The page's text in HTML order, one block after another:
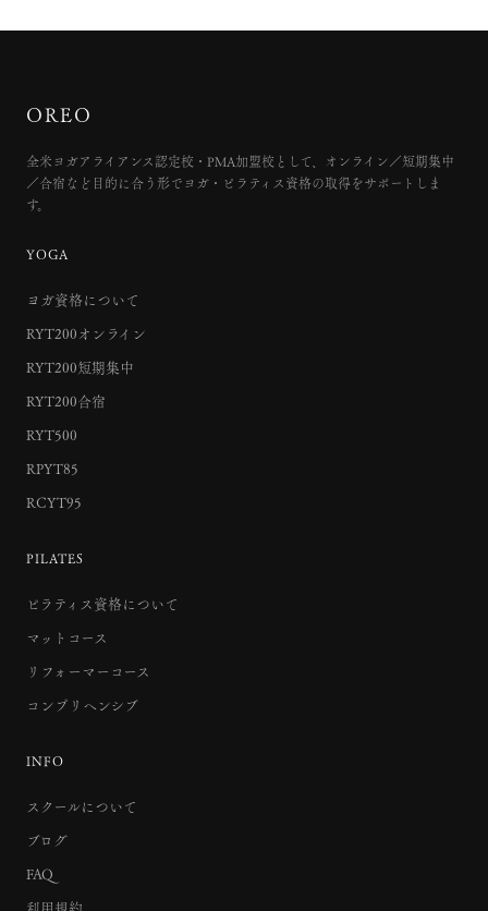
OREO
全米ヨガアライアンス認定校・PMA加盟校として、オンライン／短期集中
／合宿など目的に合う形でヨガ・ピラティス資格の取得をサポートしま
す。
YOGA
ヨガ資格について
RYT200オンライン
RYT200短期集中
RYT200合宿
RYT500
RPYT85
RCYT95
PILATES
ピラティス資格について
マットコース
リフォーマーコース
コンプリヘンシブ
INFO
スクールについて
ブログ
FAQ